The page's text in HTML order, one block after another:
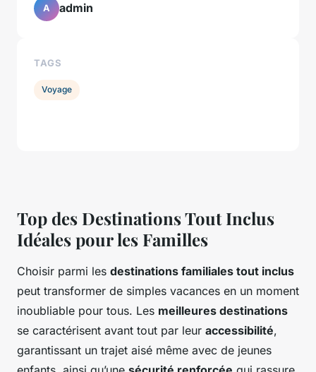
Top des Destinations Tout Inclus
Idéales pour les Familles
Choisir parmi les destinations familiales tout inclus
peut transformer de simples vacances en un moment
inoubliable pour tous. Les meilleures destinations
se caractérisent avant tout par leur accessibilité,
garantissant un trajet aisé même avec de jeunes
A admin
TAGS
Voyage